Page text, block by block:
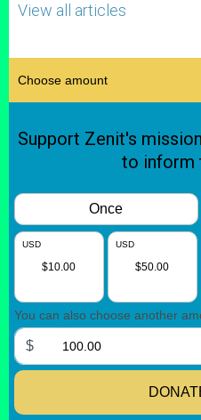
View all articles